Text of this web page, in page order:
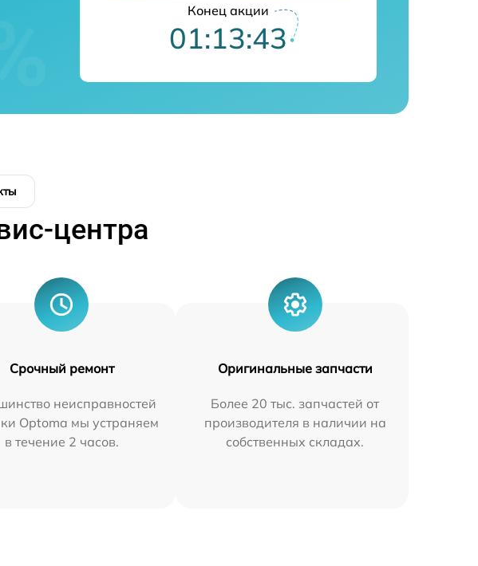
Конец акции
01:13:42
центра
Срочный ремонт
неисправностей
Optoma мы устраняем
в течение 2 часов.
Оригинальные запчасти
Более 20 тыс. запчастей от
производителя в наличии на
собственных складах.